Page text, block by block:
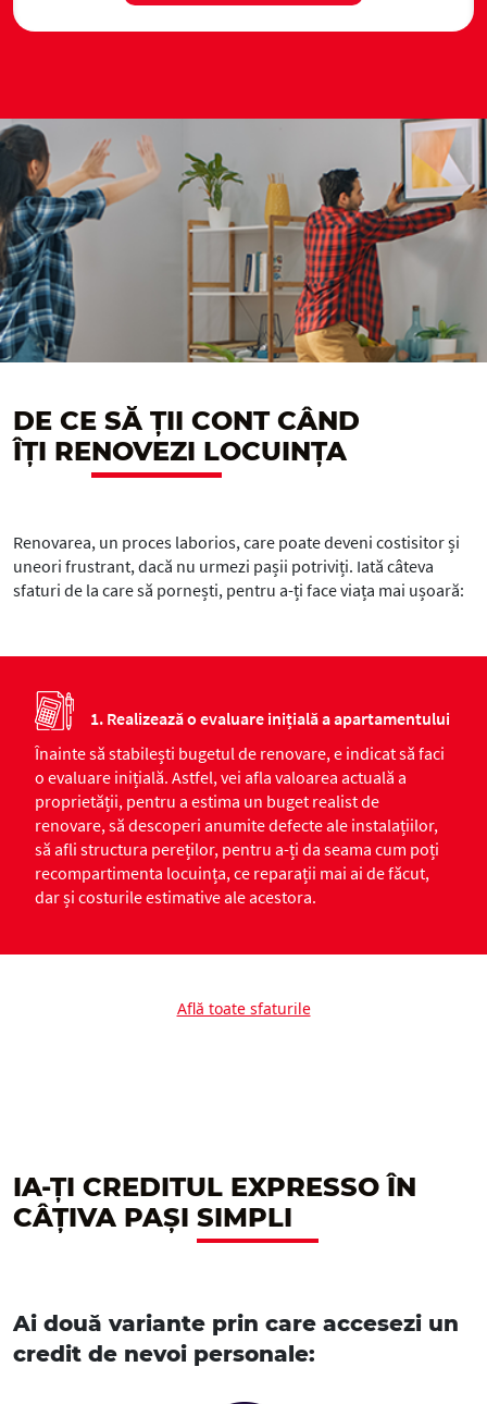
DE CE SĂ ȚII CONT CÂND
ÎȚI RENOVEZI LOCUINȚA
Renovarea, un proces laborios, care poate deveni costisitor și
uneori frustrant, dacă nu urmezi pașii potriviți. Iată câteva
sfaturi de la care să pornești, pentru a-ți face viața mai ușoară:
1. Realizează o evaluare inițială a apartamentului
Înainte să stabilești bugetul de renovare, e indicat să faci
o evaluare inițială. Astfel, vei afla valoarea actuală a
proprietății, pentru a estima un buget realist de
renovare, să descoperi anumite defecte ale instalațiilor,
să afli structura pereților, pentru a-ți da seama cum poți
recompartimenta locuința, ce reparații mai ai de făcut,
dar și costurile estimative ale acestora.
Află toate sfaturile
IA-ȚI CREDITUL EXPRESSO ÎN
CÂȚIVA PAȘI SIMPLI
Ai două variante prin care accesezi un
credit de nevoi personale: